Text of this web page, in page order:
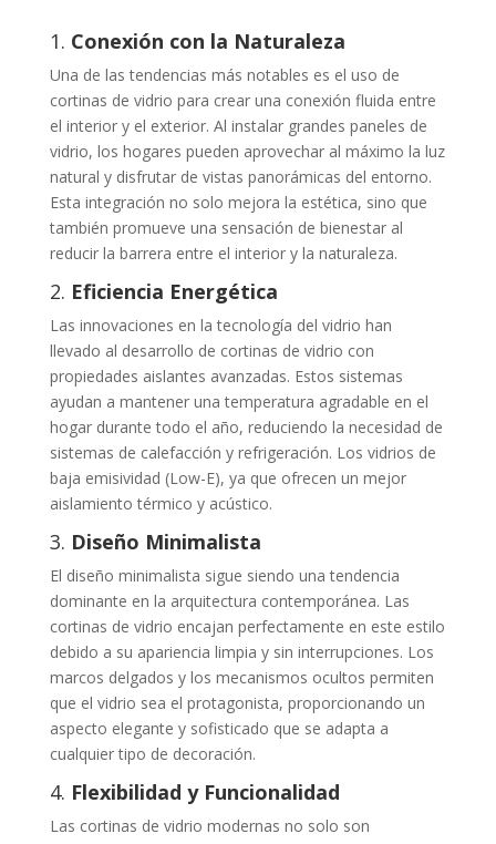
1. Conexión con la Naturaleza
Una de las tendencias más notables es el uso de
cortinas de vidrio para crear una conexión fluida entre
el interior y el exterior. Al instalar grandes paneles de
vidrio, los hogares pueden aprovechar al máximo la luz
natural y disfrutar de vistas panorámicas del entorno.
Esta integración no solo mejora la estética, sino que
también promueve una sensación de bienestar al
reducir la barrera entre el interior y la naturaleza.
2. Eficiencia Energética
Las innovaciones en la tecnología del vidrio han
llevado al desarrollo de cortinas de vidrio con
propiedades aislantes avanzadas. Estos sistemas
ayudan a mantener una temperatura agradable en el
hogar durante todo el año, reduciendo la necesidad de
sistemas de calefacción y refrigeración. Los vidrios de
baja emisividad (Low-E), ya que ofrecen un mejor
aislamiento térmico y acústico.
3. Diseño Minimalista
El diseño minimalista sigue siendo una tendencia
dominante en la arquitectura contemporánea. Las
cortinas de vidrio encajan perfectamente en este estilo
debido a su apariencia limpia y sin interrupciones. Los
marcos delgados y los mecanismos ocultos permiten
que el vidrio sea el protagonista, proporcionando un
aspecto elegante y sofisticado que se adapta a
cualquier tipo de decoración.
4. Flexibilidad y Funcionalidad
Las cortinas de vidrio modernas no solo son